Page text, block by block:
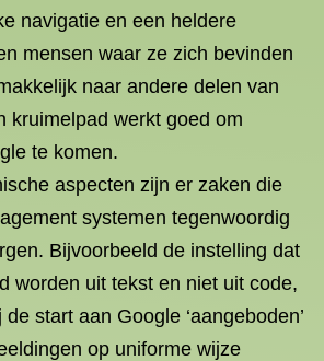
navigatie en een heldere
mensen waar ze zich bevinden
naar andere delen van
kruimelpad werkt goed om
te komen.
aspecten zijn er zaken die
systemen tegenwoordig
Bijvoorbeeld de instelling dat
worden uit tekst en niet uit code,
start aan Google ‘aangeboden’
op uniforme wijze